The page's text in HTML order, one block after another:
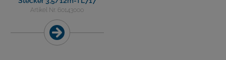
Artikel Nr. 60143000